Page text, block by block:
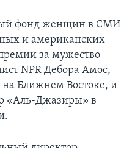
фонд женщин в СМИ
и американских
за мужество
NPR Дебора Амос,
на Ближнем Востоке, и
«Аль-Джазиры» в